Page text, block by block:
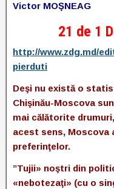
Victor MOŞNEAG
21 de 1
http://www.zdg.md/
pierduti
Deşi nu există o
Chişinău-Moscova
mai călătorite
acest sens, Moscova
preferinţelor.
”Tujii» noştri din
«nebotezaţi» (cu o